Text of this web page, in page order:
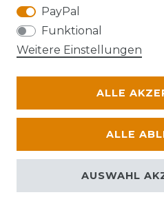
PayPal
Funktional
Weitere Einstellungen
ALLE
ALLE
AUSWAHL
Die Karte kann aufgrund
werden. Bitte akzeptieren
von Google Maps, um die
© Abraxas 2026 | Alle